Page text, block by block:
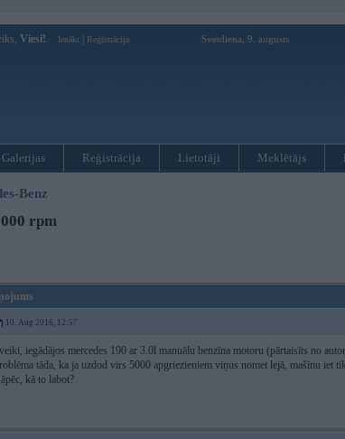
Viesi! Ienākt Reģistrācija Svetdiena, 9. augusts
Galerijas Reģistrācija Lietotāji Meklētājs
Benz
rpm
10. Aug 2016, 12:57
iegādājos mercedes 190 ar 3.0l manuālu benzīna motoru (pārtaisīts no
tāda, ka ja uzdod virs 5000 apgriezieniem viņus nomet lejā, mašīnu iet
kā to labot?